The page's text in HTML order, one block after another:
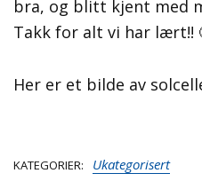
bra, og blitt kjent med
Takk for alt vi har lært!!
Her er et bilde av
KATEGORIER Ukategorisert